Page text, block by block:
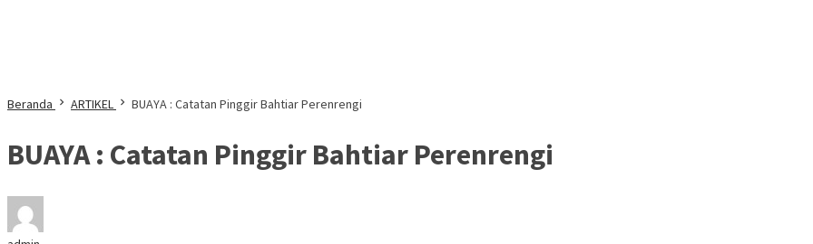
Beranda ARTIKEL BUAYA : Catatan Pinggir Bahtiar Perenrengi
BUAYA : Catatan Pinggir Bahtiar Perenrengi